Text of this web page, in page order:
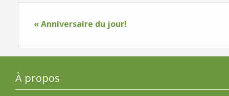
« Anniversaire du jour!
À propos